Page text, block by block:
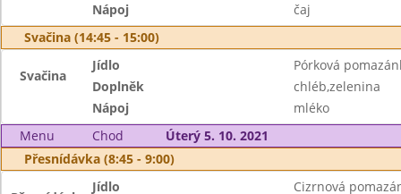
Nápoj
čaj
Svačina (14:45 - 15:00)
Svačina
Jídlo
Pórková
Doplněk
chléb,zelenina
Nápoj
mléko
Menu
Chod
Úterý 5. 10. 2021
Přesnídávka (8:45 - 9:00)
Jídlo
Cizrnová